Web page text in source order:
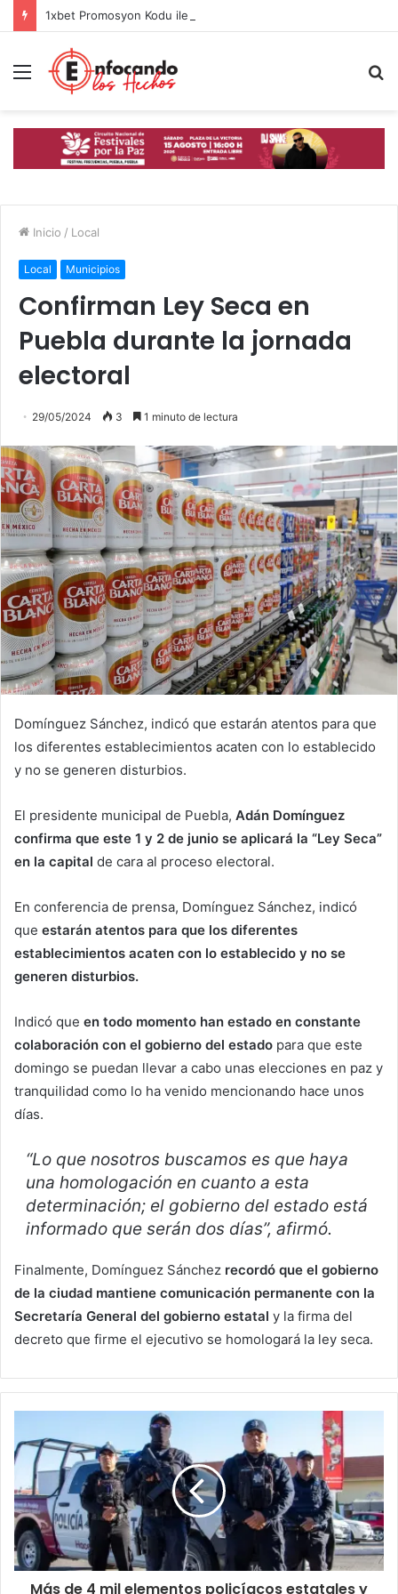
Menú
Inicio / Local
Local Municipios
Confirman Ley Seca en
Puebla durante la jornada
electoral
29/05/2024 3 1 minuto de lectura
Domínguez Sánchez, indicó que estarán atentos para que
los diferentes establecimientos acaten con lo establecido
y no se generen disturbios.
El presidente municipal de Puebla, Adán Domínguez
confirma que este 1 y 2 de junio se aplicará la “Ley Seca”
en la capital de cara al proceso electoral.
En conferencia de prensa, Domínguez Sánchez, indicó
que estarán atentos para que los diferentes
establecimientos acaten con lo establecido y no se
generen disturbios.
Indicó que en todo momento han estado en constante
colaboración con el gobierno del estado para que este
domingo se puedan llevar a cabo unas elecciones en paz y
tranquilidad como lo ha venido mencionando hace unos
días.
“Lo que nosotros buscamos es que haya
una homologación en cuanto a esta
determinación; el gobierno del estado está
informado que serán dos días”, afirmó.
Finalmente, Domínguez Sánchez recordó que el gobierno
de la ciudad mantiene comunicación permanente con la
Secretaría General del gobierno estatal y la firma del
decreto que firme el ejecutivo se homologará la ley seca.
Más de 4 mil elementos policíacos estatales y